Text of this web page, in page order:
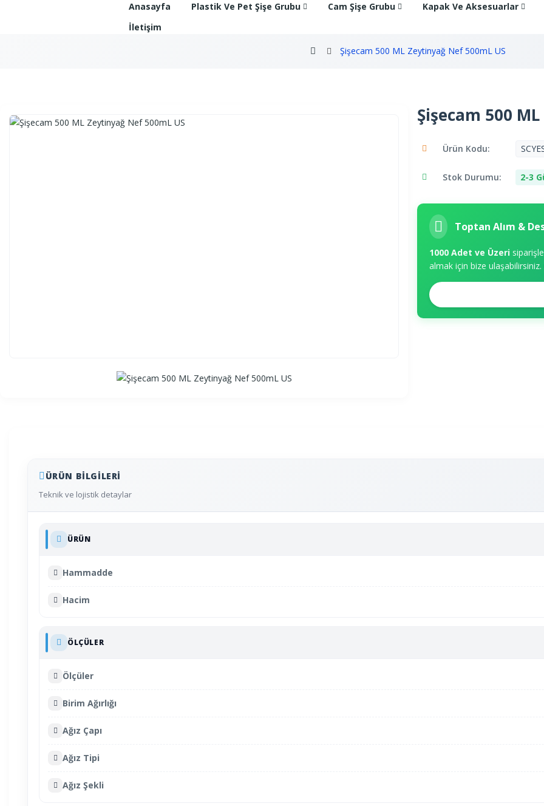
Anasayfa Plastik Ve Pet Şişe Grubu Cam Şişe Grubu Kapak Ve Aksesuarlar
İletişim
Şişecam 500 ML Zeytinyağ Nef 500mL US
Şişecam 500
Ürün Kodu:
Stok Durumu: 2-3
Toptan Alım &
1000 Adet ve Üzeri
almak için bize ulaşabilirsiniz.
ÜRÜN BILGILERI
Teknik ve lojistik detaylar
ÜRÜN
Hammadde
Hacim
ÖLÇÜLER
Ölçüler
Birim Ağırlığı
Ağız Çapı
Ağız Tipi
Ağız Şekli